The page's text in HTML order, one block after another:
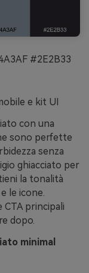
#2E2B33
e kit UI
con una
sono perfette
senza
ghiacciato per
la tonalità
le icone.
CTA principali
dopo.
minimal